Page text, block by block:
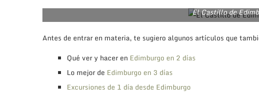
El Castillo de
Antes de entrar en materia, te sugiero algunos artículos que
Qué ver y hacer en Edimburgo en 2 días
Lo mejor de Edimburgo en 3 días
Excursiones de 1 día desde Edimburgo